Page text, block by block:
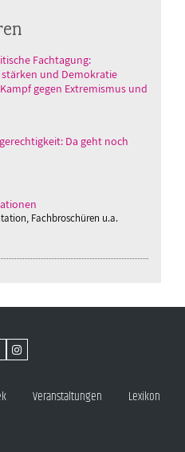
Fachtagung:
und Demokratie
gegen Extremismus und
Da geht noch
Fachbroschüren u.a.
Veranstaltungen Lexikon